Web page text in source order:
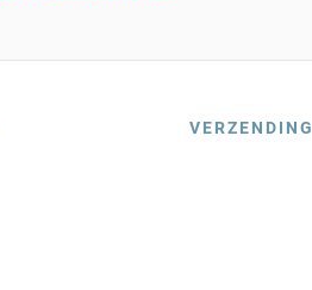
VERZENDING